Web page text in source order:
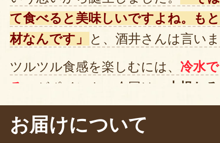
て食べると美味しいですよね。も
材なんです」
と、酒井さんは言い
ツルツル食感を楽しむには、 冷水
る
のがポイント。今回は、
大根お
ッピングして、めんつゆをかけて
大根おろしとめかぶを絡めて、ズ
お届けについて